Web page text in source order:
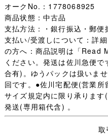
夏スカート：W表示66 W最
・お手数ですが下記を全て
承いただいたこととさせてい
・日々学校生活に使われた
の汚れやダメージ以外は記
ます。
オークNo.：1778068925
商品状態：中古品
支払方法：・銀行振込・郵便
支払い/受渡しについて：詳
の方へ：商品説明は「Read
ください。発送は佐川急便
合有)。ゆうパックは扱いま
回です。●佐川宅配便(営業
サイズ規定内に限り承りま
発送(専用箱代含) 。
取